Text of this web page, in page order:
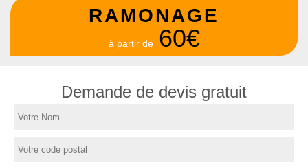
RAMONAGE
à partir de 60€
Demande de devis gratuit